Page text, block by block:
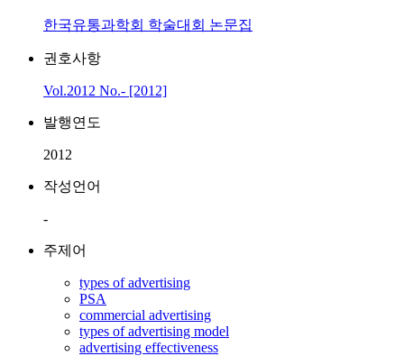
한국유통과학회 학술대회 논문집
권호사항
Vol.2012 No.- [2012]
발행연도
2012
작성언어
-
주제어
types of advertising
PSA
commercial advertising
types of advertising model
advertising effectiveness